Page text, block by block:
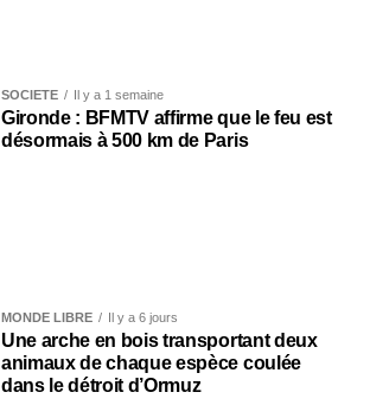
SOCIÉTÉ Il y a 1 semaine
Gironde : BFMTV affirme que le feu est
désormais à 500 km de Paris
MONDE LIBRE Il y a 6 jours
Une arche en bois transportant deux
animaux de chaque espèce coulée
dans le détroit d’Ormuz